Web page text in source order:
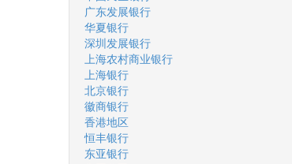
广东发展银行
华夏银行
深圳发展银行
上海农村商业银行
上海银行
北京银行
徽商银行
香港地区
恒丰银行
东亚银行